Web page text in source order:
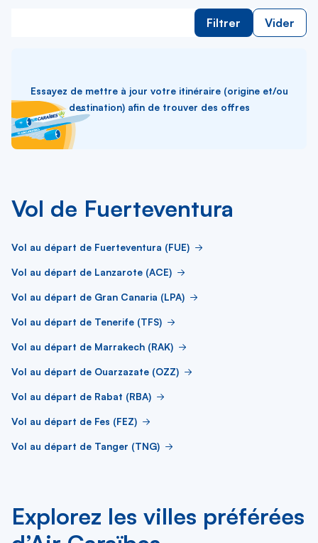
Filtrer Vider
Essayez de mettre à jour votre itinéraire (origine et/ou
destination) afin de trouver des offres
Vol de Fuerteventura
Vol au départ de Fuerteventura (FUE)
Vol au départ de Lanzarote (ACE)
Vol au départ de Gran Canaria (LPA)
Vol au départ de Tenerife (TFS)
Vol au départ de Marrakech (RAK)
Vol au départ de Ouarzazate (OZZ)
Vol au départ de Rabat (RBA)
Vol au départ de Fes (FEZ)
Vol au départ de Tanger (TNG)
Explorez les villes préférées